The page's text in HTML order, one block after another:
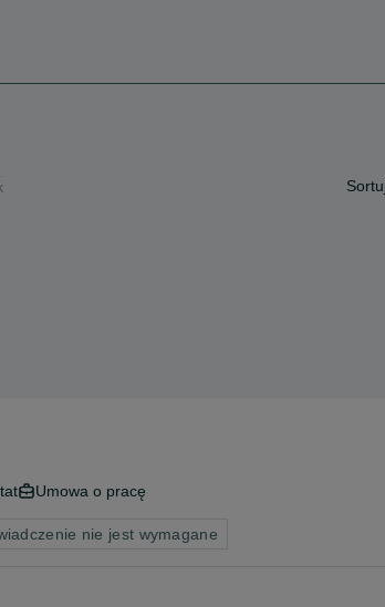
Umowa o pracę
nie jest wymagane